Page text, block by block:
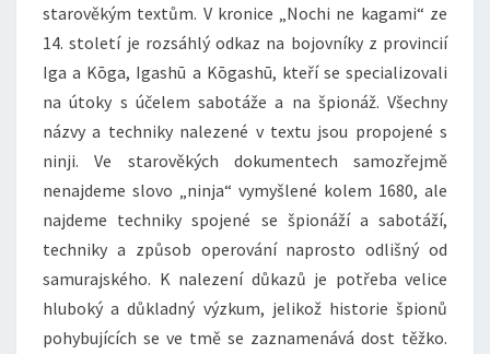
starověkým textům. V kronice „Nochi ne kagami“ ze
14. století je rozsáhlý odkaz na bojovníky z provincií
Iga a Kōga, Igashū a Kōgashū, kteří se specializovali
na útoky s účelem sabotáže a na špionáž. Všechny
názvy a techniky nalezené v textu jsou propojené s
ninji. Ve starověkých dokumentech samozřejmě
nenajdeme slovo „ninja“ vymyšlené kolem 1680, ale
najdeme techniky spojené se špionáží a sabotáží,
techniky a způsob operování naprosto odlišný od
samurajského. K nalezení důkazů je potřeba velice
hluboký a důkladný výzkum, jelikož historie špionů
pohybujících se ve tmě se zaznamenává dost těžko.